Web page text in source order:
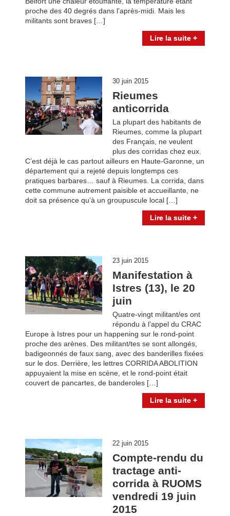
proche des 40 degrés dans l’après-midi. Mais les
militants sont braves […]
Lire la suite +
30 juin 2015
Rieumes
anticorrida
La plupart des habitants de
Rieumes, comme la plupart
des Français, ne veulent
plus des corridas chez eux.
C’est déjà le cas partout ailleurs en Haute-Garonne, un
département qui a rejeté depuis longtemps ces
pratiques barbares… sauf à Rieumes. La corrida, dans
cette commune autrement paisible et accueillante, ne
doit sa présence qu’à un groupuscule local […]
Lire la suite +
23 juin 2015
Manifestation à
Istres (13), le 20
juin
Quatre-vingt militant/es ont
répondu à l’appel du CRAC
Europe à Istres pour un happening sur le rond-point
proche des arènes. Des militant/tes se sont allongés,
badigeonnés de faux sang, avec des banderilles fixées
sur le dos. Derrière, les lettres CORRIDA ABOLITION
appuyaient la mise en scène, et le rond-point était
couvert de pancartes, de banderoles […]
Lire la suite +
22 juin 2015
Compte-rendu du
tractage anti-
corrida à RUOMS
vendredi 19 juin
2015